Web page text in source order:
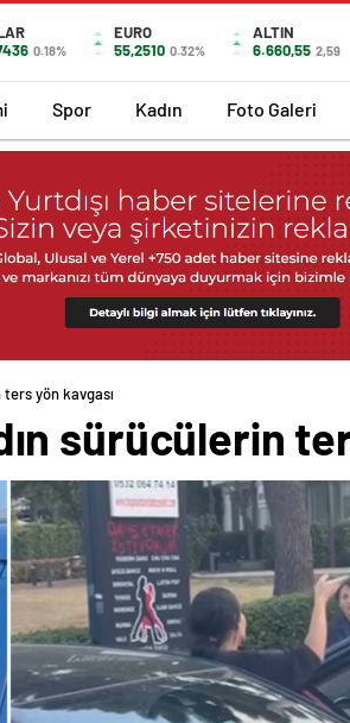
0.18%
EURO
55,2510 0.32%
ALTIN
6.660,55 2,59
Spor Kadın Foto Galeri
yön kavgası
sürücülerin